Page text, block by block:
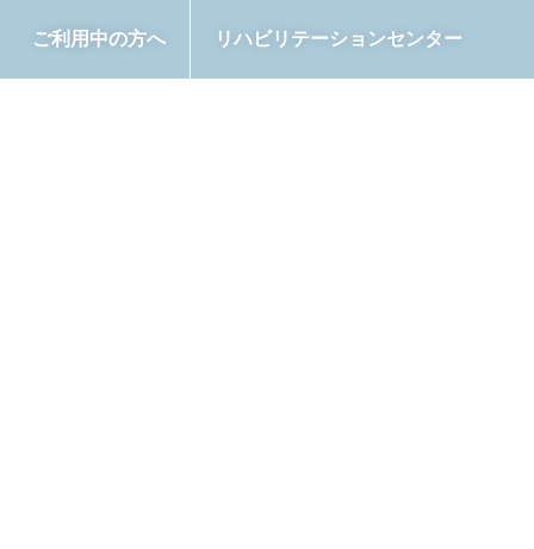
ご利用中の方へ リハビリテーションセンター